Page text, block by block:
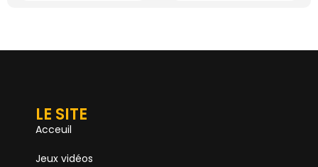
LE SITE
Acceuil
Jeux vidéos